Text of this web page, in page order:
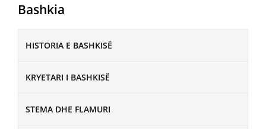
Bashkia
HISTORIA E BASHKISË
KRYETARI I BASHKISË
STEMA DHE FLAMURI